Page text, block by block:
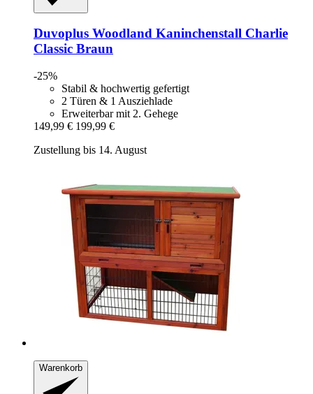
Duvoplus Woodland Kaninchenstall Charlie
Classic Braun
-25%
Stabil & hochwertig gefertigt
2 Türen & 1 Ausziehlade
Erweiterbar mit 2. Gehege
149,99 € 199,99 €
Zustellung bis 14. August
Warenkorb